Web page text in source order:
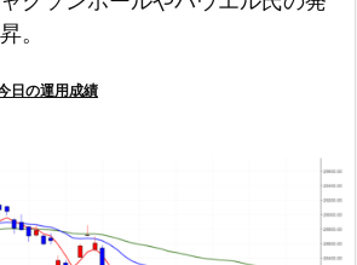
。
日の運用成績